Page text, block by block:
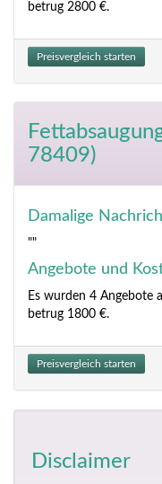
betrug 2800 €.
Preisvergleich starten
78409)
Damalige
""
Angebote und
Es wurden 4 Angebote
betrug 1800 €.
Preisvergleich starten
Disclaimer